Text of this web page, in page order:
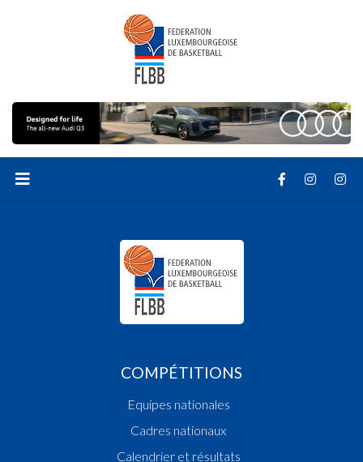
COMPÉTITIONS
Equipes nationales
Cadres nationaux
Calendrier et résultats